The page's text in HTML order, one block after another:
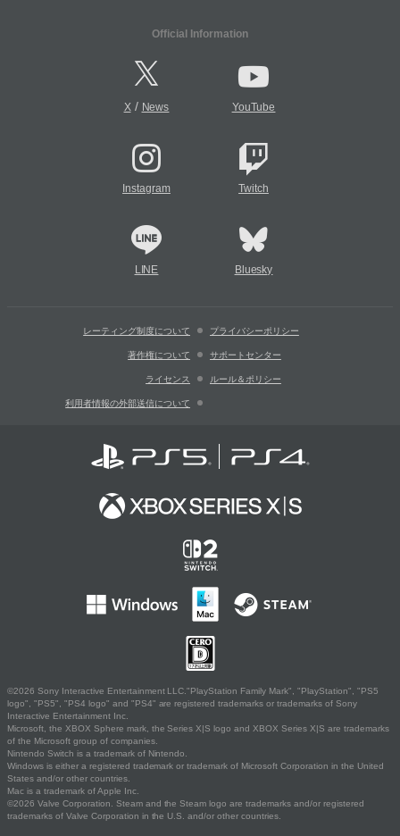
Official Information
X/ News YouTube
Instagram Twitch
LINE Bluesky
レーティング制度について プライバシーポリシー
著作権について サポートセンター
ライセンス ルール＆ポリシー
利用者情報の外部送信について
©2026 Sony Interactive Entertainment LLC."PlayStation Family Mark", "PlayStation", "PS5
logo", "PS5", "PS4 logo" and "PS4" are registered trademarks or trademarks of Sony
Interactive Entertainment Inc.
Microsoft, the XBOX Sphere mark, the Series X|S logo and XBOX Series X|S are trademarks
of the Microsoft group of companies.
Nintendo Switch is a trademark of Nintendo.
Windows is either a registered trademark or trademark of Microsoft Corporation in the United
States and/or other countries.
Mac is a trademark of Apple Inc.
©2026 Valve Corporation. Steam and the Steam logo are trademarks and/or registered
trademarks of Valve Corporation in the U.S. and/or other countries.